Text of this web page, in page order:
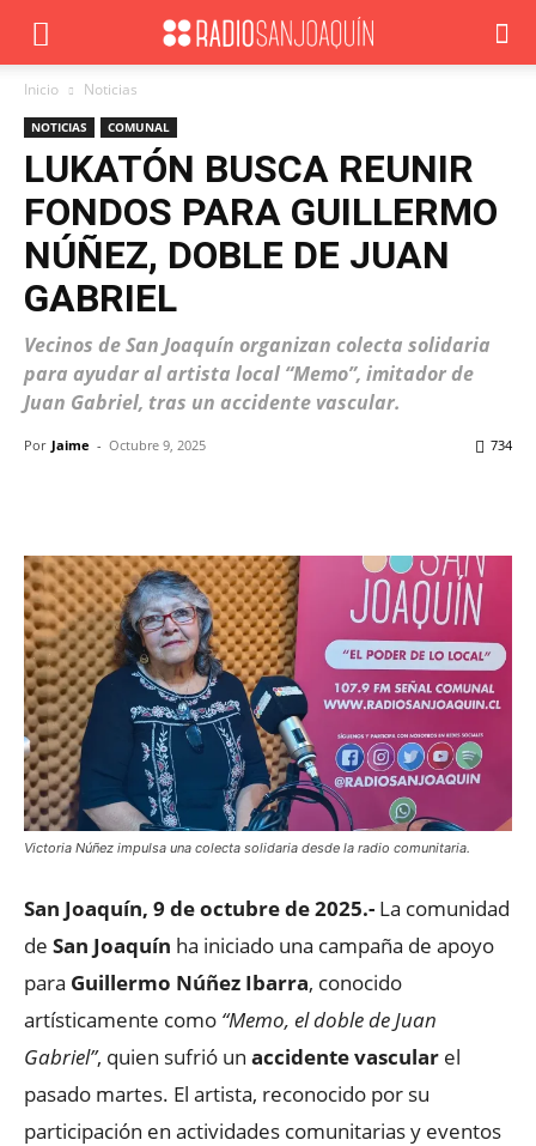
Inicio Noticias
NOTICIAS COMUNAL
LUKATÓN BUSCA REUNIR
FONDOS PARA GUILLERMO
NÚÑEZ, DOBLE DE JUAN
GABRIEL
Vecinos de San Joaquín organizan colecta solidaria
para ayudar al artista local “Memo”, imitador de
Juan Gabriel, tras un accidente vascular.
Por Jaime - Octubre 9, 2025 734
Victoria Núñez impulsa una colecta solidaria desde la radio comunitaria.
San Joaquín, 9 de octubre de 2025.- La comunidad
de San Joaquín ha iniciado una campaña de apoyo
para Guillermo Núñez Ibarra, conocido
artísticamente como “Memo, el doble de Juan
Gabriel”, quien sufrió un accidente vascular el
pasado martes. El artista, reconocido por su
participación en actividades comunitarias y eventos